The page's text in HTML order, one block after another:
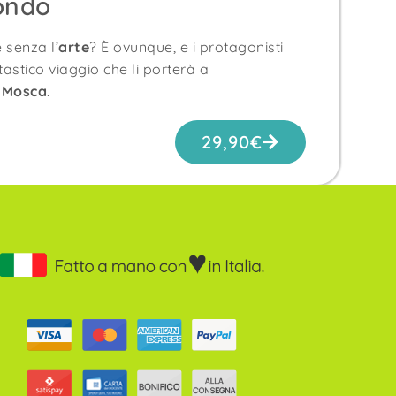
l’arte? È ovunque, e i protagonisti
viaggio che li porterà a
Mosca.
29,90€